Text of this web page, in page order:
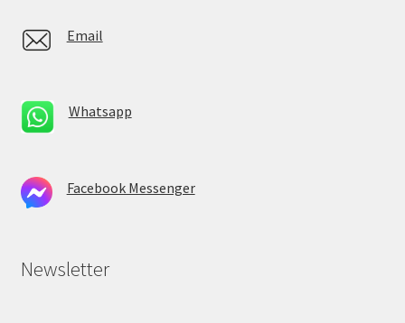
Email
Whatsapp
Facebook Messenger
Newsletter